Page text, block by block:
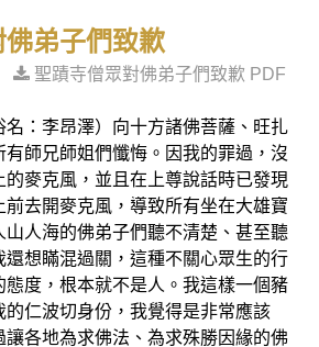
弟子們致歉
聖蹟寺僧眾對佛弟子們致歉 PDF
名：李昂澤）向十方諸佛菩薩、旺扎
有師兄師姐們懺悔。因我的罪過，沒
的麥克風，並且在上尊說話時已發現
去開麥克風，導致所有坐在大雄寶
山人海的佛弟子們聽不清楚、甚至聽
還想瞞混過關，這種不關心眾生的行
態度，根本就不是人。我這樣一個豬
的仁波切身份，我覺得是非常應該
讓各地為求佛法、為求殊勝因緣的佛